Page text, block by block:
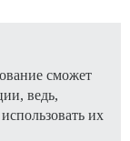
сможет
ведь,
их